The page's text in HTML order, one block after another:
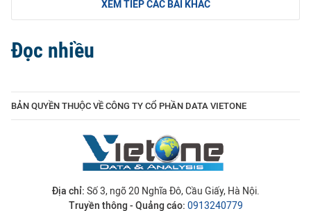
XEM TIẾP CÁC BÀI KHÁC
Đọc nhiều
BẢN QUYỀN THUỘC VỀ CÔNG TY CỔ PHẦN DATA VIETONE
Địa chỉ: Số 3, ngõ 20 Nghĩa Đô, Cầu Giấy, Hà Nội.
Truyền thông - Quảng cáo: 0913240779